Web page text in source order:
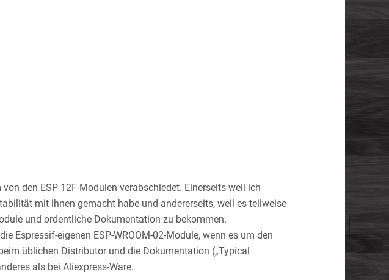
den ESP-12F-Modulen verabschiedet. Einerseits weil ich
mit ihnen gemacht habe und andererseits, weil es teilweise
und ordentliche Dokumentation zu bekommen.
Espressif-eigenen ESP-WROOM-02-Module, wenn es um den
üblichen Distributor und die Dokumentation („Typical
als bei Aliexpress-Ware.